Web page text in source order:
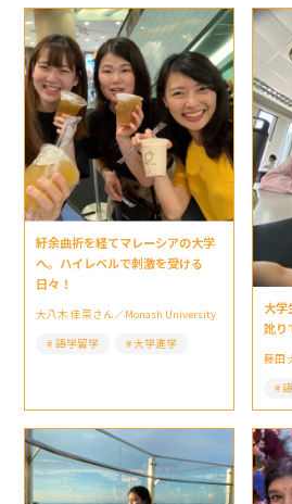
紆余曲折を経てマレーシアの大学
へ。ハイレベルで刺激を受ける
日々！
大八木 佳菜さん／Monash University
語学留学
大学進学
大学
訛り
藤田